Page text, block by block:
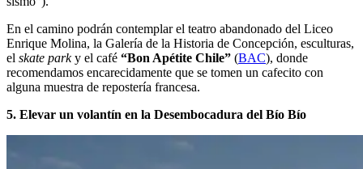
En el camino podrán contemplar el teatro abandonado del Liceo
Enrique Molina, la Galería de la Historia de Concepción, esculturas,
el skate parky el café “Bon Apétite Chile” (BAC), donde
recomendamos encarecidamente que se tomen un cafecito con
alguna muestra de repostería francesa.
5. Elevar un volantín en la Desembocadura del Bío Bío